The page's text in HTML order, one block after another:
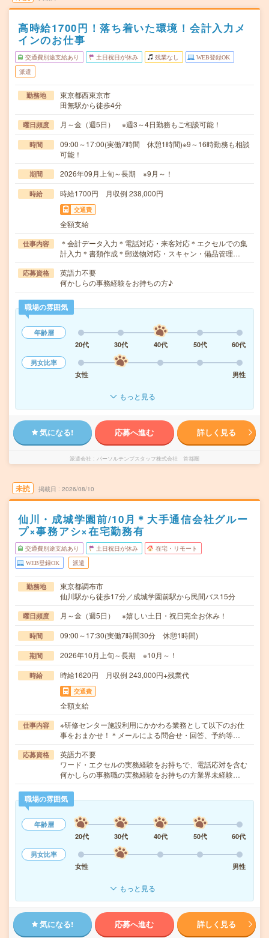
高時給1700円！落ち着いた環境！会計入力メ
インのお仕事
交通費別途支給あり 土日祝日が休み 残業なし WEB登録OK
派遣
勤務地
東京都西東京市
田無駅から徒歩4分
曜日頻度 月～金（週5日） ※週3～4日勤務もご相談可能！
時間
09:00～17:00(実働7時間 休憩1時間)※9～16時勤務も相談
可能！
期間 2026年09月上旬～長期 ※9月～！
時給 時給1700円 月収例 238,000円
交通費
全額支給
仕事内容
＊会計データ入力＊電話対応・来客対応＊エクセルでの集
計入力＊書類作成＊郵送物対応・スキャン・備品管理…
応募資格
英語力不要
何かしらの事務経験をお持ちの方♪
職場の雰囲気
年齢層
20代
30代 40代 50代
60代
男女比率
女性
男性
もっと見る
気になる! 応募へ進む 詳しく見る
派遣会社 パーソルテンプスタッフ株式会社 首都圏
未読 掲載日 2026/08/10
仙川・成城学園前/10月＊大手通信会社グルー
プ×事務アシ×在宅勤務有
交通費別途支給あり 土日祝日が休み 在宅・リモート
WEB登録OK 派遣
勤務地
東京都調布市
仙川駅から徒歩17分／成城学園前駅から民間バス15分
曜日頻度 月～金（週5日） ※嬉しい土日・祝日完全お休み！
時間 09:00～17:30(実働7時間30分 休憩1時間)
期間 2026年10月上旬～長期 ※10月～！
時給 時給1620円 月収例 243,000円+残業代
交通費
全額支給
仕事内容
※研修センター施設利用にかかわる業務として以下のお仕
事をおまかせ！＊メールによる問合せ・回答、予約等…
応募資格
英語力不要
ワード・エクセルの実務経験をお持ちで、電話応対を含む
何かしらの事務職の実務経験をお持ちの方業界未経験…
職場の雰囲気
年齢層
20代
30代 40代 50代
60代
男女比率
女性
男性
もっと見る
気になる! 応募へ進む 詳しく見る